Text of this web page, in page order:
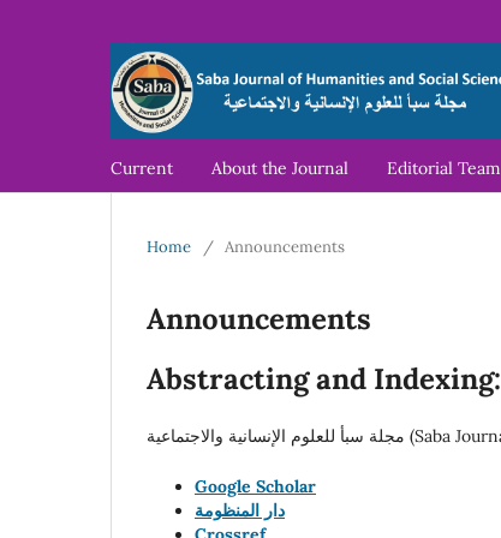
Current About the Journal Editorial Team
Home / Announcements
Announcements
Abstracting and Indexing:
Google Scholar
دار المنظومة